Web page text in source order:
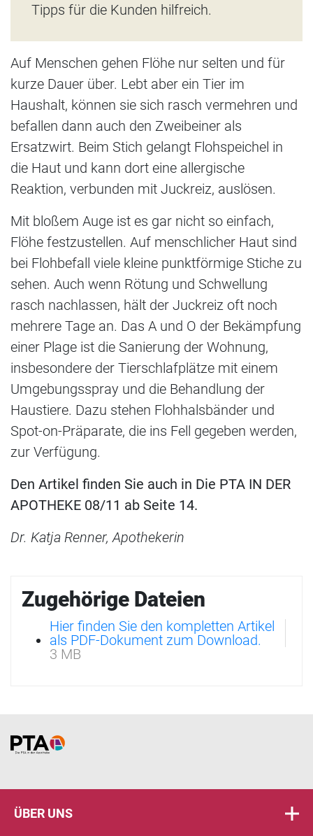
Tipps für die Kunden hilfreich.
Auf Menschen gehen Flöhe nur selten und für
kurze Dauer über. Lebt aber ein Tier im
Haushalt, können sie sich rasch vermehren und
befallen dann auch den Zweibeiner als
Ersatzwirt. Beim Stich gelangt Flohspeichel in
die Haut und kann dort eine allergische
Reaktion, verbunden mit Juckreiz, auslösen.
Mit bloßem Auge ist es gar nicht so einfach,
Flöhe festzustellen. Auf menschlicher Haut sind
bei Flohbefall viele kleine punktförmige Stiche zu
sehen. Auch wenn Rötung und Schwellung
rasch nachlassen, hält der Juckreiz oft noch
mehrere Tage an. Das A und O der Bekämpfung
einer Plage ist die Sanierung der Wohnung,
insbesondere der Tierschlafplätze mit einem
Umgebungsspray und die Behandlung der
Haustiere. Dazu stehen Flohhalsbänder und
Spot-on-Präparate, die ins Fell gegeben werden,
zur Verfügung.
Den Artikel finden Sie auch in Die PTA IN DER
APOTHEKE 08/11 ab Seite 14.
Dr. Katja Renner, Apothekerin
Zugehörige Dateien
Hier finden Sie den kompletten Artikel
als PDF-Dokument zum Download.
3 MB
Home
ÜBER UNS